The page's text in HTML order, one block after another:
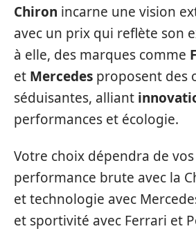
Chiron incarne une vision
avec un prix qui reflète son
à elle, des marques comme
et Mercedes proposent des
séduisantes, alliant
performances et écologie.
Votre choix dépendra de
performance brute avec la
et technologie avec
et sportivité avec Ferrari et